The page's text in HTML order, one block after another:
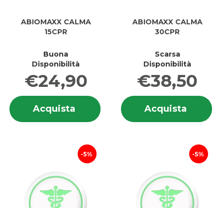
ABIOMAXX CALMA
15CPR
Buona
Disponibilità
€24,90
Acquista
Acquista ABIOMAXX
CALMA
Informazioni
su ABIOMAXX
CALMA
ABIOMAXX CALMA
30CPR
Scarsa
Disponibilità
€38,50
Acquista
CALMA
5% 5%